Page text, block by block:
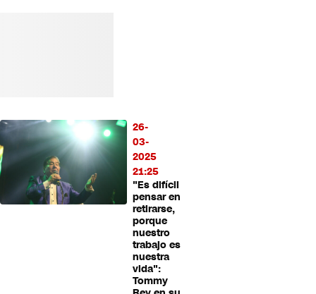
26-
03-
2025
21:25
"Es difícil
pensar en
retirarse,
porque
nuestro
trabajo es
nuestra
vida":
Tommy